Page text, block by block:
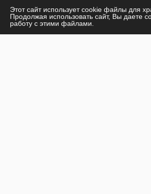
316325600085756
© 2026
Этот сайт использует cookie файлы для
Продолжая использовать сайт, Вы даете
работу с этими файлами.